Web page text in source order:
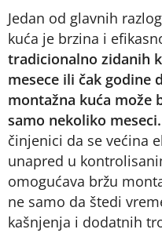
Jedan od glavnih
kuća je brzina i
tradicionalno zidanih
mesece ili čak godine
montažna kuća može
samo nekoliko meseci.
činjenici da se većina
unapred u
omogućava bržu
ne samo da štedi
kašnjenja i dodatnih